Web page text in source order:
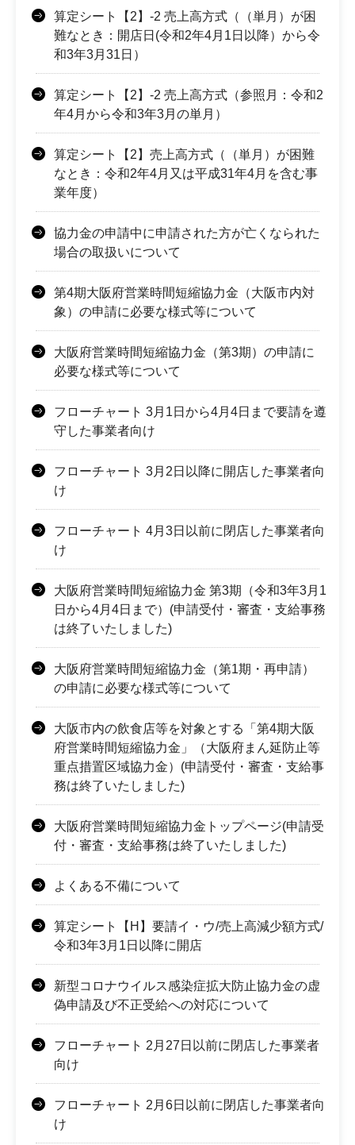
算定シート【2】-2 売上高方式（（単月）が困
難なとき：開店日(令和2年4月1日以降）から令
和3年3月31日）
算定シート【2】-2 売上高方式（参照月：令和2
年4月から令和3年3月の単月）
算定シート【2】売上高方式（（単月）が困難
なとき：令和2年4月又は平成31年4月を含む事
業年度）
協力金の申請中に申請された方が亡くなられた
場合の取扱いについて
第4期大阪府営業時間短縮協力金（大阪市内対
象）の申請に必要な様式等について
大阪府営業時間短縮協力金（第3期）の申請に
必要な様式等について
フローチャート 3月1日から4月4日まで要請を遵
守した事業者向け
フローチャート 3月2日以降に開店した事業者向
け
フローチャート 4月3日以前に閉店した事業者向
け
大阪府営業時間短縮協力金 第3期（令和3年3月1
日から4月4日まで）(申請受付・審査・支給事務
は終了いたしました)
大阪府営業時間短縮協力金（第1期・再申請）
の申請に必要な様式等について
大阪市内の飲食店等を対象とする「第4期大阪
府営業時間短縮協力金」（大阪府まん延防止等
重点措置区域協力金）(申請受付・審査・支給事
務は終了いたしました)
大阪府営業時間短縮協力金トップページ(申請受
付・審査・支給事務は終了いたしました)
よくある不備について
算定シート【H】要請イ・ウ/売上高減少額方式/
令和3年3月1日以降に開店
新型コロナウイルス感染症拡大防止協力金の虚
偽申請及び不正受給への対応について
フローチャート 2月27日以前に閉店した事業者
向け
フローチャート 2月6日以前に閉店した事業者向
け